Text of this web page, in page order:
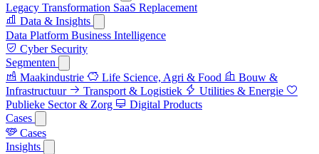
Legacy Transformation SaaS Replacement
Data & Insights
Data Platform Business Intelligence
Cyber Security
Segmenten
Maakindustrie
Life Science, Agri & Food
Bouw &
Infrastructuur
Transport & Logistiek
Utilities & Energie
Publieke Sector & Zorg
Digital Products
Cases
Cases
Insights